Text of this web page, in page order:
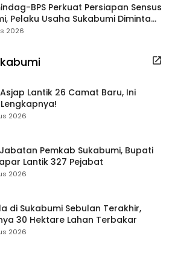
BPS Perkuat Persiapan Sensus
Pelaku Usaha Sukabumi Diminta
Beri Data
2026
Lantik 26 Camat Baru, Ini
2026
Pemkab Sukabumi, Bupati
Lantik 327 Pejabat
2026
di Sukabumi Sebulan Terakhir,
30 Hektare Lahan Terbakar
2026